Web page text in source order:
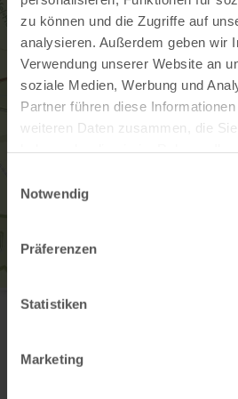
zu können und die Zugriffe auf
analysieren. Außerdem geben wir
Verwendung unserer Website an
soziale Medien, Werbung und
Partner führen diese
weiteren Daten zusammen, die
Notwendig
Präferenzen
Statistiken
Marketing
Pumptrack Mechernich
Mühlenpark
Anreise planen